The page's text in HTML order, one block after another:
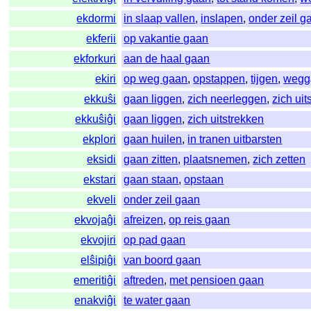
ekdormi
in slaap vallen, inslapen,onder zeil
ekferii
op vakantie gaan
ekforkuri
aan de haal gaan
ekiri
op weg gaan,opstappen,tijgen,
ekkuŝi
gaan liggen,zich neerleggen,zich
ekkuŝiĝi
gaan liggen,zich uitstrekken
ekplori
gaan huilen, in tranen uitbarsten
eksidi
gaan zitten, plaatsnemen,zich zetten
ekstari
gaan staan,opstaan
ekveli
onder zeil gaan
ekvojaĝi
afreizen,op reis gaan
ekvojiri
op pad gaan
elŝipiĝi
van boord gaan
emeritiĝi
aftreden, met pensioen gaan
enakviĝi
te water gaan